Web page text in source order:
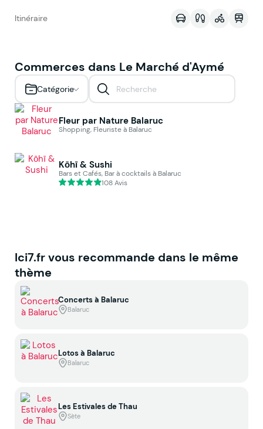
Itinéraire
Commerces dans Le Marché d'Aymé
Catégorie
Fleur par Nature Balaruc
Shopping, Fleuriste à Balaruc
Kōhī & Sushi
Bars et Cafés, Bar à cocktails à Balaruc
108 Avis
Ici7.fr vous recommande dans le même
thème
Concerts à Balaruc
Balaruc
Lotos à Balaruc
Balaruc
Les Estivales de Thau
Sète